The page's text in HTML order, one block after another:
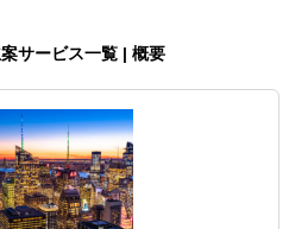
サービス一覧 | 概要